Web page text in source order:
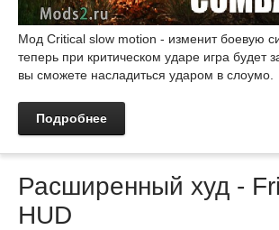
Мод Critical slow motion - изменит боевую
теперь при критическом ударе игра будет
вы сможете насладиться ударом в слоумо.
Подробнее
Расширенный худ -
HUD